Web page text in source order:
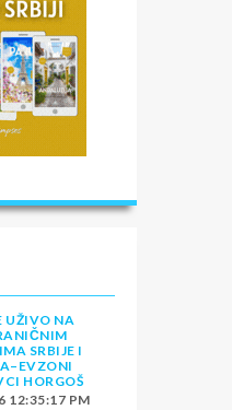
UŽIVO NA
SRBIJE I
HORGOŠ
12:35:17 PM